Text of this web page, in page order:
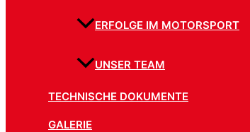
ERFOLGE IM MOTORSPORT
UNSER TEAM
TECHNISCHE DOKUMENTE
GALERIE